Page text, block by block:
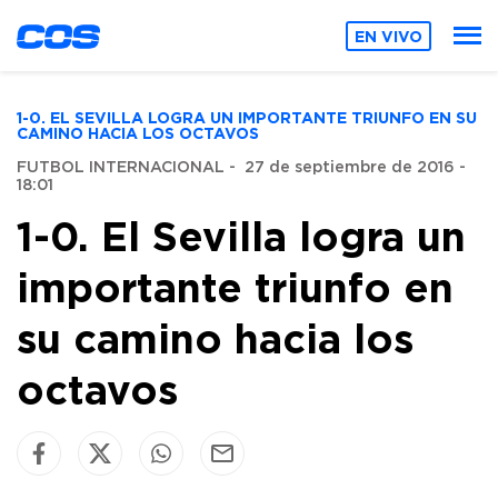
EN VIVO
1-0. EL SEVILLA LOGRA UN IMPORTANTE TRIUNFO EN SU
CAMINO HACIA LOS OCTAVOS
FUTBOL INTERNACIONAL - 27 de septiembre de 2016 -
18:01
1-0. El Sevilla logra un
importante triunfo en
su camino hacia los
octavos